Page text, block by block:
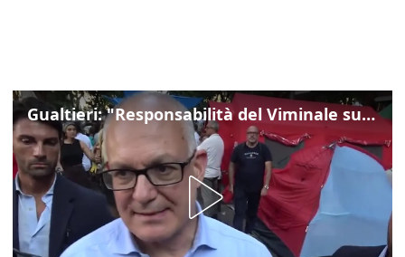
Gualtieri: "Responsabilità del Viminale su Spin Time? La posizione dei partiti è nota"